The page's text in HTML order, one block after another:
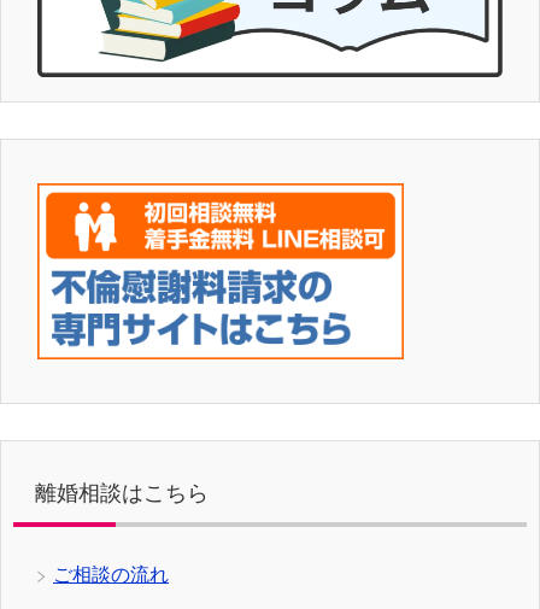
離婚相談はこちら
ご相談の流れ